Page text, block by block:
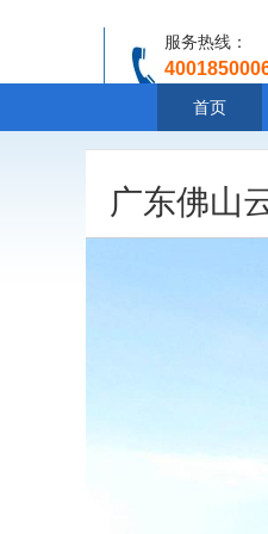
服务热线：
首页
广东佛山